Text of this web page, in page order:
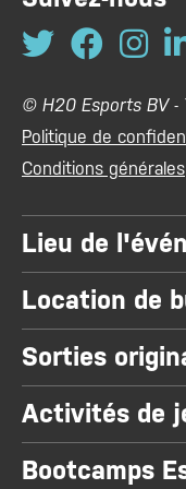
© H20 Esports BV -
Politique de
Conditions générales
Lieu de
Location de
Sorties
Activités de
Bootcamps